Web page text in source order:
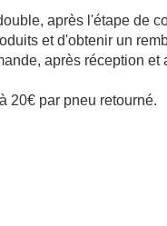
après l'étape de
et d'obtenir un
après réception
20€ par pneu retourné.